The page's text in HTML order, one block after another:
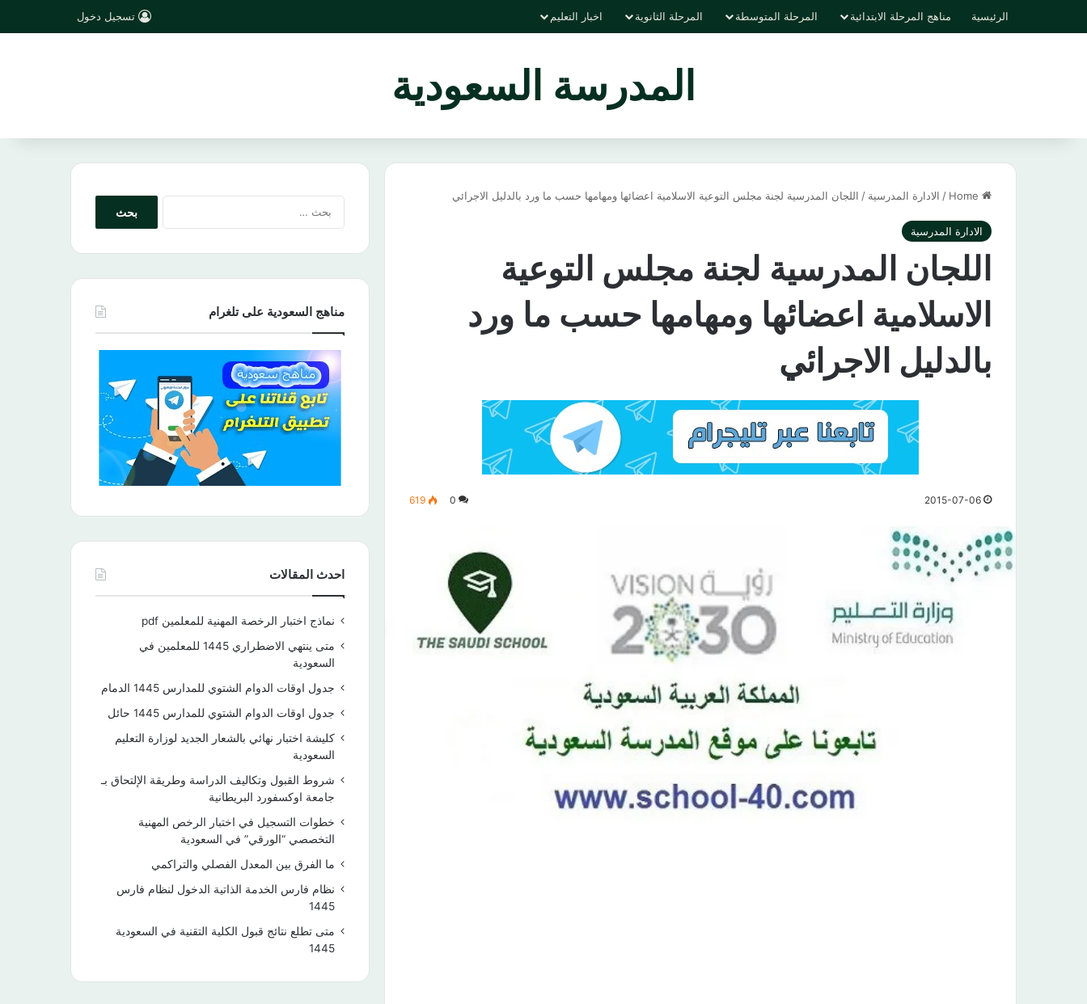
الرئيسية مناهج المرحلة الابتدائية المرحلة المتوسطة المرحلة الثانوية اخبار التعليم تسجيل دخول
المدرسة السعودية
/ الادارة المدرسية / اللجان المدرسية لجنة مجلس التوعية الاسلامية اعضائها ومهامها حسب ما ورد بالدليل الاجرائي
الادارة المدرسية
اللجان المدرسية لجنة مجلس التوعية
الاسلامية اعضائها ومهامها حسب ما ورد
بالدليل الاجرائي
2015-07-06
0
619
مناهج السعودية على تلغرام
احدث المقالات
نماذج اختبار الرخصة المهنية للمعلمين pdf
متى ينتهي الاضطراري 1445 للمعلمين في
السعودية
جدول اوقات الدوام الشتوي للمدارس 1445 الدمام
جدول اوقات الدوام الشتوي للمدارس 1445 حائل
كليشة اختبار نهائي بالشعار الجديد لوزارة التعليم
السعودية
شروط القبول وتكاليف الدراسة وطريقة الإلتحاق بـ
جامعة اوكسفورد البريطانية
خطوات التسجيل في اختبار الرخص المهنية
التخصصي “الورقي” في السعودية
ما الفرق بين المعدل الفصلي والتراكمي
نظام فارس الخدمة الذاتية الدخول لنظام فارس
1445
متى تطلع نتائج قبول الكلية التقنية في السعودية
1445